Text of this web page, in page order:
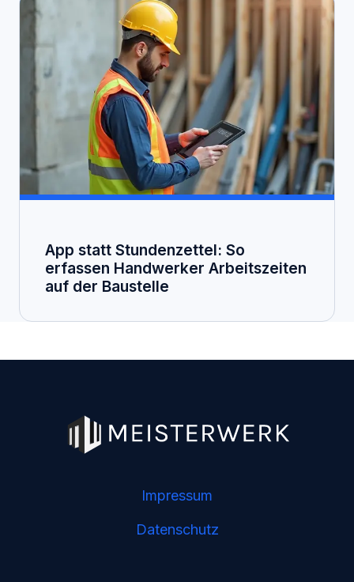
App statt Stundenzettel: So
erfassen Handwerker Arbeitszeiten
auf der Baustelle
Impressum
Datenschutz